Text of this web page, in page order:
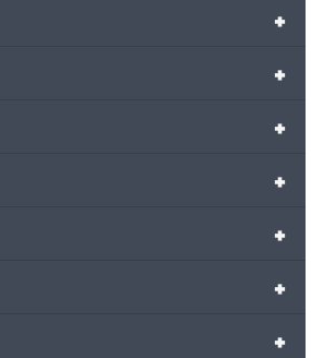
+
+
+
+
+
+
+